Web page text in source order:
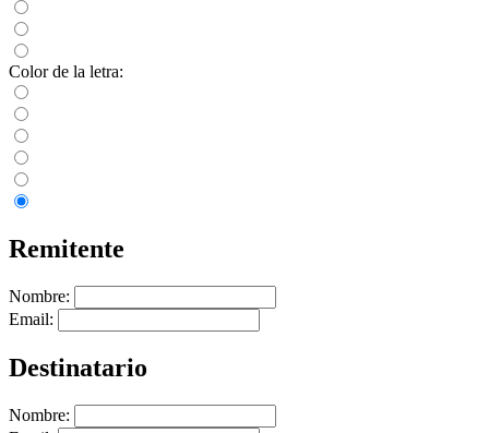
Color de la letra:
Remitente
Nombre:
Email:
Destinatario
Nombre: